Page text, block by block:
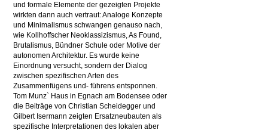
und formale Elemente der gezeigten Projekte
wirkten dann auch vertraut: Analoge Konzepte
und Minimalismus schwangen genauso nach,
wie Kollhoffscher Neoklassizismus, As Found,
Brutalismus, Bündner Schule oder Motive der
autonomen Architektur. Es wurde keine
Einordnung versucht, sondern der Dialog
zwischen spezifischen Arten des
Zusammenfügens und- führens entsponnen.
Tom Munz` Haus in Egnach am Bodensee oder
die Beiträge von Christian Scheidegger und
Gilbert Isermann zeigten Ersatzneubauten als
spezifische Interpretationen des lokalen aber